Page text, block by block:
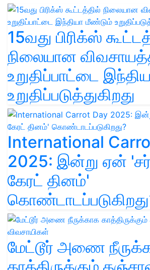
15வது பிரிக்ஸ்
நிலையான
உறுதிப்பாட்டை
உறுதிப்படுத்துகிறது
International
2025: இன்று ஏன்
கேரட் தினம்'
மேட்டூர் அணை